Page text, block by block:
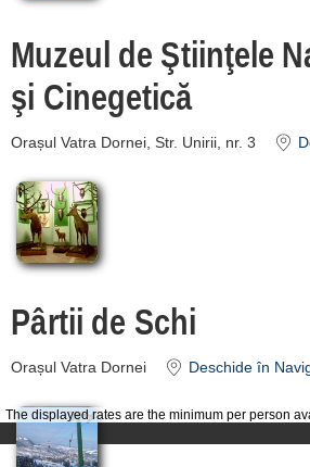
The displayed rates are the minimum per person
Muzeul de Ştiinţele
şi Cinegetică
Orașul Vatra Dornei, Str. Unirii, nr. 3
Pârtii de Schi
Orașul Vatra Dornei Deschide în